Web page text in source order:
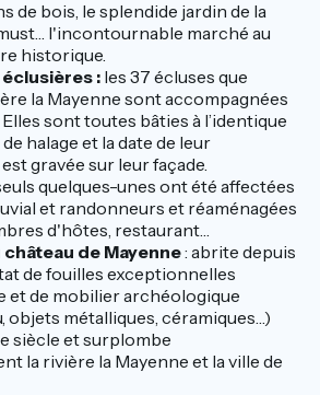
de bois, le splendide jardin de la
l'incontournable marché au
historique.
éclusières : les 37 écluses que
la Mayenne sont accompagnées
Elles sont toutes bâties à l’identique
de halage et la date de leur
gravée sur leur façade.
quelques-unes ont été affectées
et randonneurs et réaménagées
d'hôtes, restaurant…
château de Mayenne: abrite depuis
de fouilles exceptionnelles
et de mobilier archéologique
objets métalliques, céramiques…)
siècle et surplombe
la rivière la Mayenne et la ville de